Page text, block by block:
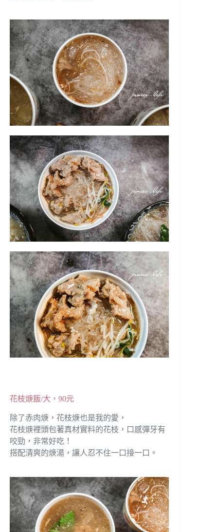
花枝焿飯/大，90元
除了赤肉焿，花枝焿也是我的愛，
花枝焿裡頭包著真材實料的花枝，口感彈牙有
咬勁，非常好吃！
搭配清爽的焿湯，讓人忍不住一口接一口。